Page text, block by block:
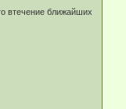
втечение ближайших